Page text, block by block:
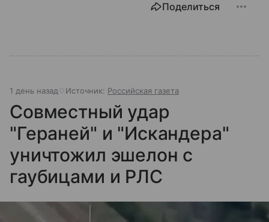
Поделиться
1 день назад Источник: Российская газета
Совместный удар
"Гераней" и "Искандера"
уничтожил эшелон с
гаубицами и РЛС